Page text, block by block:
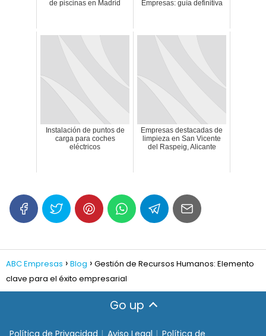
de piscinas en Madrid
Empresas: guía definitiva
Instalación de puntos de
carga para coches
eléctricos
Empresas destacadas de
limpieza en San Vicente
del Raspeig, Alicante
ABC Empresas Blog
Gestión de Recursos Humanos: Elemento
clave para el éxito empresarial
Go up
Política de Privacidad Aviso Legal Política de